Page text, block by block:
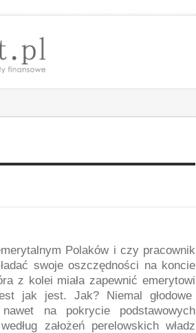
Polaków i czy pracownik
swoje oszczędności na koncie
z kolei miała zapewnić emerytowi
jak jest. Jak? Niemal głodowe
na pokrycie podstawowych
założeń perelowskich władz